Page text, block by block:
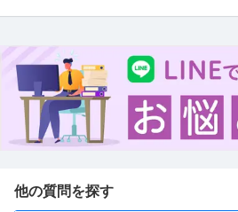
他の質問を探す